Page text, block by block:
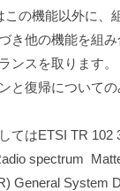
の機能以外に、
き他の機能を組
ンスを取ります
と復帰についての
てはETSI TR 102
spectrum
General System